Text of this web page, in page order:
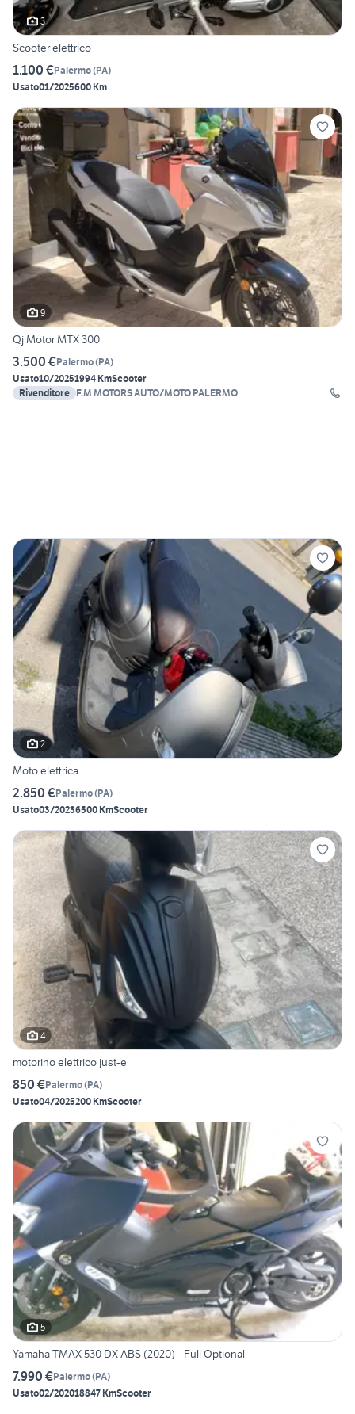
3
Scooter elettrico
1.100 €Palermo(PA)
Usato01/2025600 Km
9
Qj Motor MTX 300
3.500 €Palermo(PA)
Usato10/20251994 KmScooter
Rivenditore F.M MOTORS AUTO/MOTO PALERMO
2
Moto elettrica
2.850 €Palermo(PA)
Usato03/20236500 KmScooter
4
motorino elettrico just-e
850 €Palermo(PA)
Usato04/2025200 KmScooter
5
Yamaha TMAX 530 DX ABS (2020) - Full Optional -
7.990 €Palermo(PA)
Usato02/202018847 KmScooter